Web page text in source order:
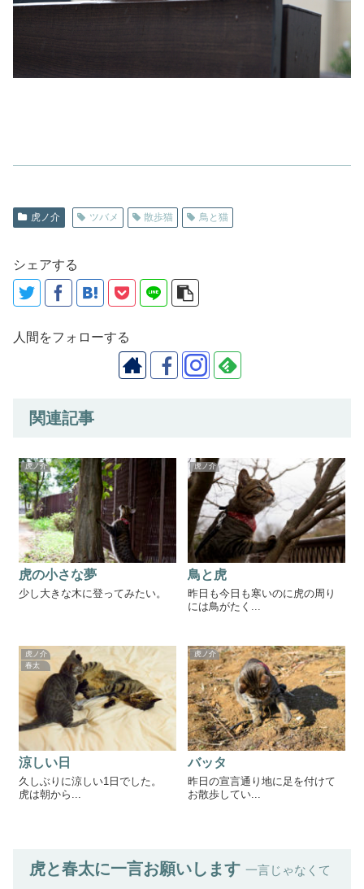
虎ノ介 ツバメ 散歩猫 鳥と猫
シェアする
人間をフォローする
関連記事
虎ノ介
虎の小さな夢
少し大きな木に登ってみたい。
虎ノ介
鳥と虎
昨日も今日も寒いのに虎の周り
には鳥がたく...
虎ノ介
春太
涼しい日
久しぶりに涼しい1日でした。
虎は朝から...
虎ノ介
バッタ
昨日の宣言通り地に足を付けて
お散歩してい...
虎と春太に一言お願いします 一言じゃなくて